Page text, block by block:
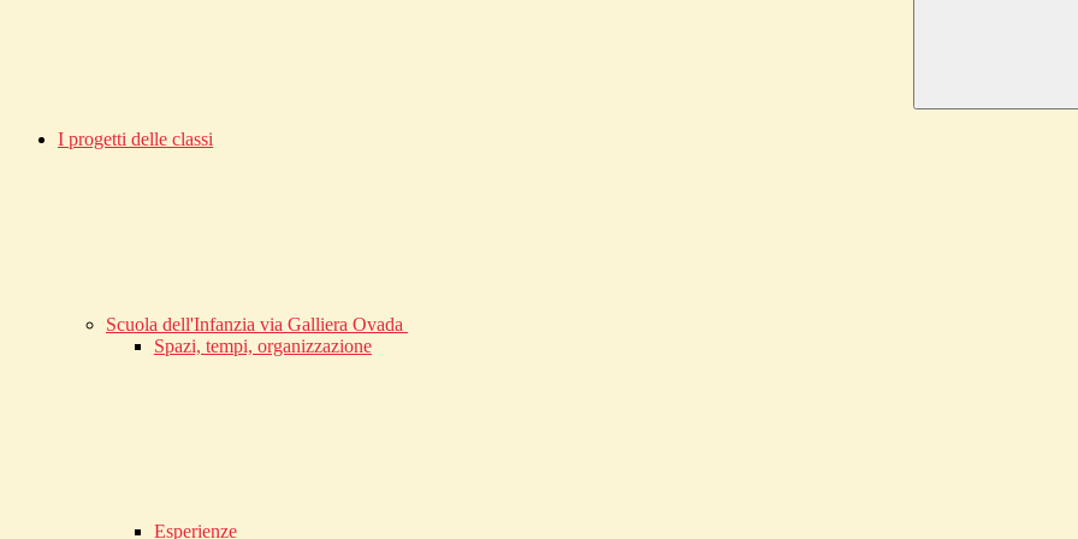
I progetti delle classi
Scuola dell'Infanzia via Galliera Ovada
Spazi, tempi, organizzazione
Esperienze